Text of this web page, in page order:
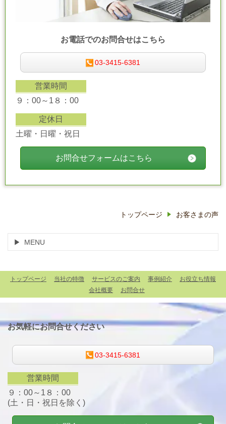
お電話でのお問合せはこちら
03-3415-6381
営業時間
９：00～1８：00
定休日
土曜・日曜・祝日
お問合せフォームはこちら
トップページ お客さまの声
MENU
トップページ 当社の特徴 サービスのご案内 事例紹介
お役立ち情報
会社概要
お問合せ
お気軽にお問合せください
03-3415-6381
営業時間
９：00～1８：00
(土・日・祝日を除く)